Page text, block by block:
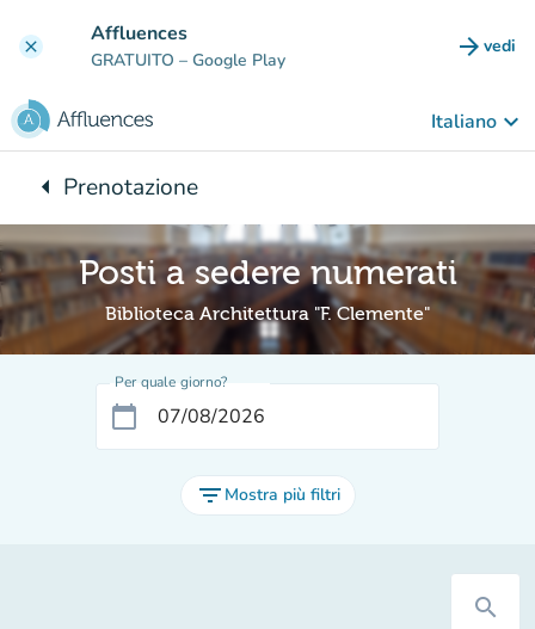
clear Affluences
GRATUITO – Google Play arrow_forward vedi
Italiano keyboard_arrow_down
arrow_leftTorna a:
Prenotazione
Posti a sedere numerati
Biblioteca Architettura "F. Clemente"
Per quale giorno?
calendar_today
filter_list Mostra più filtri
search